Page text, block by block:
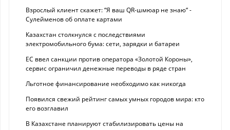
Взрослый клиент скажет: “Я ваш QR-шмюар не знаю“ -
Сулейменов об оплате картами
Казахстан столкнулся с последствиями
электромобильного бума: сети, зарядки и батареи
ЕС ввел санкции против оператора «Золотой Короны»,
сервис ограничил денежные переводы в ряде стран
Льготное финансирование необходимо как никогда
Появился свежий рейтинг самых умных городов мира: кто
его возглавил
В Казахстане планируют стабилизировать цены на